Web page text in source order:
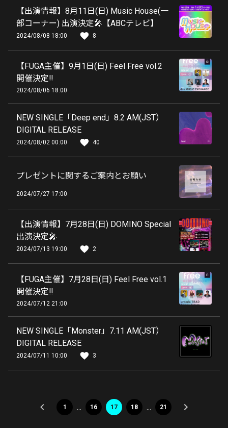
【出演情報】8月11日(日) Music House(一
部コーナー) 出演決定🎤【ABCテレビ】
2024/08/08 18:00 8
【FUGA主催】9月1日(日) Feel Free vol.2
開催決定‼️
2024/08/06 18:00
NEW SINGLE「Deep end」8.2 AM(JST）
DIGITAL RELEASE
2024/08/02 00:00 40
プレゼントに関するご案内とお願い
2024/07/27 17:00
【出演情報】7月28日(日) DOMINO Special
出演決定🎤
2024/07/13 19:00 2
【FUGA主催】7月28日(日) Feel Free vol.1
開催決定‼️
2024/07/12 21:00
NEW SINGLE「Monster」7.11 AM(JST）
DIGITAL RELEASE
2024/07/11 10:00 3
1 16 17 18 21